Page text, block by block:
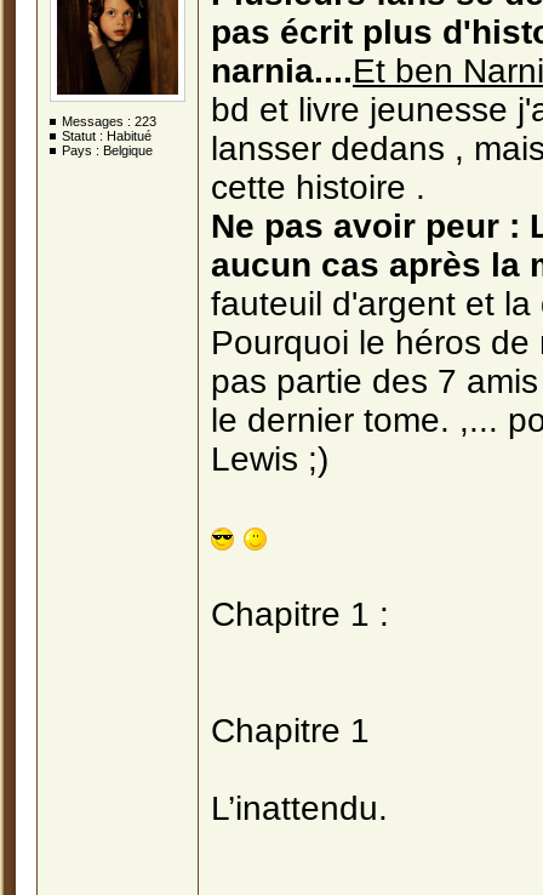
Messages : 223
Statut : Habitué
Pays : Belgique
pas écrit plus
narnia....Et ben
bd et livre jeunesse
lansser dedans ,
cette histoire .
Ne pas avoir peur :
aucun cas après la
fauteuil d'argent et
Pourquoi le héros
pas partie des 7
le dernier tome. ,...
Lewis ;)
Chapitre 1 :
Chapitre 1
L’inattendu.